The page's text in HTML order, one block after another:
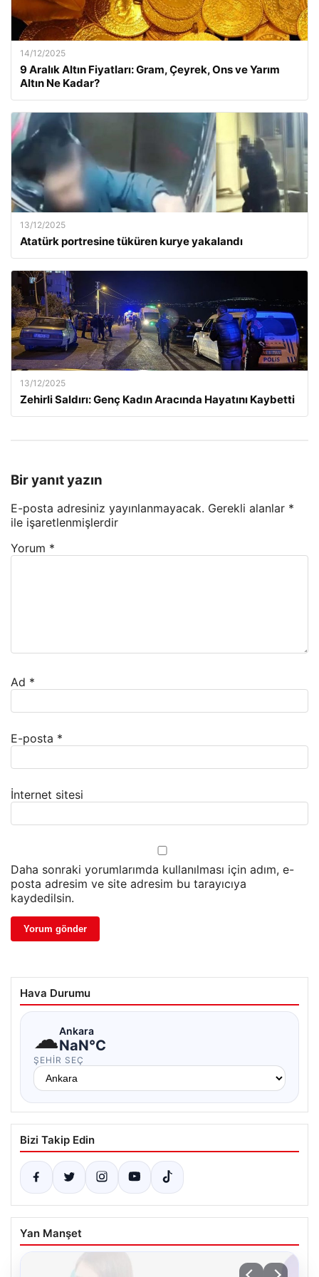
14/12/2025
9 Aralık Altın Fiyatları: Gram, Çeyrek, Ons ve Yarım
Altın Ne Kadar?
13/12/2025
Atatürk portresine tüküren kurye yakalandı
13/12/2025
Zehirli Saldırı: Genç Kadın Aracında Hayatını Kaybetti
Bir yanıt yazın
E-posta adresiniz yayınlanmayacak. Gerekli alanlar *
ile işaretlenmişlerdir
Yorum *
Ad *
E-posta *
İnternet sitesi
Daha sonraki yorumlarımda kullanılması için adım, e-
posta adresim ve site adresim bu tarayıcıya
kaydedilsin.
Hava Durumu
☁Ankara
NaN°C
ŞEHIR SEÇ
Bizi Takip Edin
Yan Manşet